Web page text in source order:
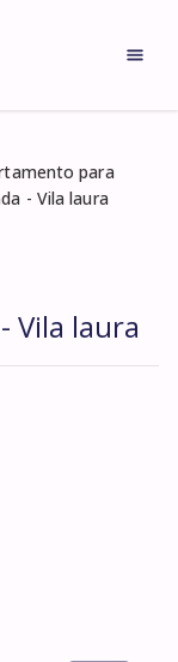
para
- Vila laura
Vila laura